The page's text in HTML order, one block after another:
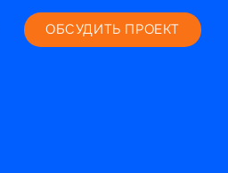
ОБСУДИТЬ ПРОЕКТ